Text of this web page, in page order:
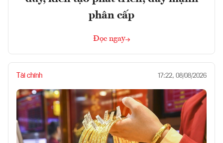
phân cấp
Đọc ngay
Tài chính 17:22, 08/08/2026